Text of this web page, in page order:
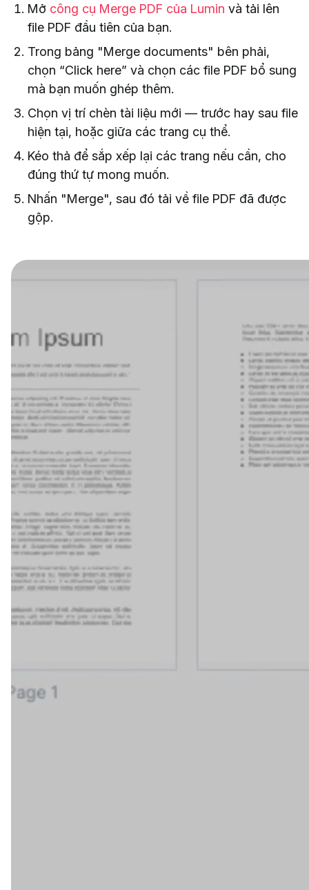
Mở công cụ Merge PDF của Lumin và tải lên
file PDF đầu tiên của bạn.
Trong bảng "Merge documents" bên phải,
chọn “Click here” và chọn các file PDF bổ sung
mà bạn muốn ghép thêm.
Chọn vị trí chèn tài liệu mới — trước hay sau file
hiện tại, hoặc giữa các trang cụ thể.
Kéo thả để sắp xếp lại các trang nếu cần, cho
đúng thứ tự mong muốn.
Nhấn "Merge", sau đó tải về file PDF đã được
gộp.